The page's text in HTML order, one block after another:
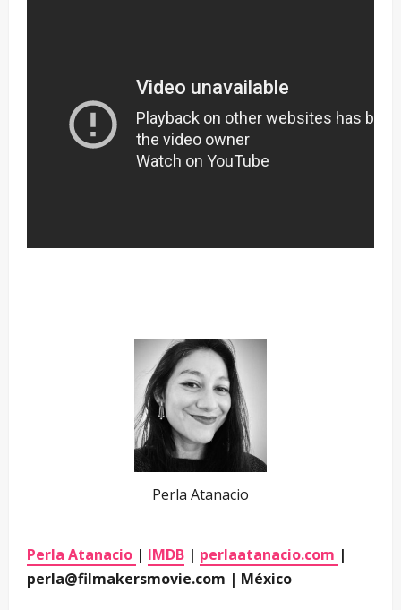
Perla Atanacio
Perla Atanacio | IMDB | perlaatanacio.com |
perla@filmakersmovie.com | México